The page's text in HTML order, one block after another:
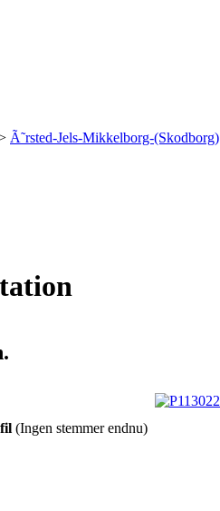
Ã˜rsted-Jels-Mikkelborg-(Skodborg)
(Ingen stemmer endnu)